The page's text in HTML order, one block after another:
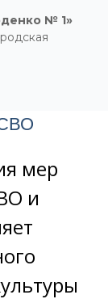
№ 1»
мер
и